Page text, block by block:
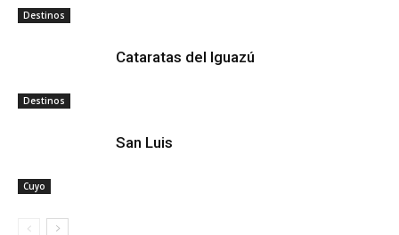
Destinos
Destinos
Cataratas del Iguazú
Cuyo
San Luis